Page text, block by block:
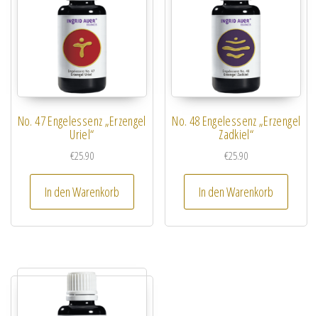
No. 47 Engelessenz „Erzengel
Uriel“
€25.90
In den Warenkorb
No. 48 Engelessenz „Erzengel
Zadkiel“
€25.90
In den Warenkorb